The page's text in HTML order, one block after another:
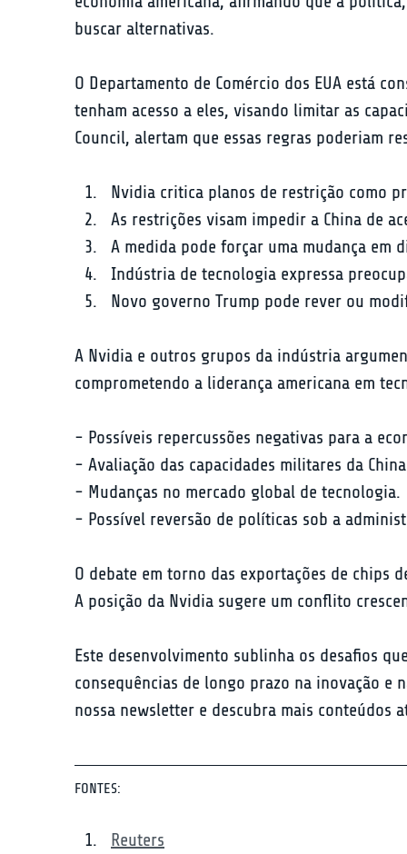
buscar alternativas.
O Departamento de Comércio dos EUA está
tenham acesso a eles, visando limitar as
Council, alertam que essas regras poderiam
Nvidia critica planos de restrição como
As restrições visam impedir a China de
A medida pode forçar uma mudança em
Indústria de tecnologia expressa
Novo governo Trump pode rever ou
A Nvidia e outros grupos da indústria
comprometendo a liderança americana em
- Possíveis repercussões negativas para a
- Avaliação das capacidades militares da
- Mudanças no mercado global de tecnologia.
- Possível reversão de políticas sob a
O debate em torno das exportações de chips
A posição da Nvidia sugere um conflito
Este desenvolvimento sublinha os desafios
consequências de longo prazo na inovação
nossa newsletter e descubra mais conteúdos
FONTES:
Reuters